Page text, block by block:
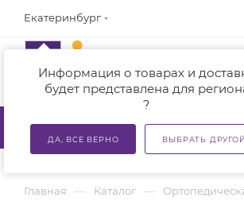
Екатеринбург
Информация о товарах и
будет представлена для
?
ДА, ВСЕ ВЕРНО ВЫБРАТЬ ДРУГОЙ
КАТАЛОГ АКЦИИ
Главная — Каталог —